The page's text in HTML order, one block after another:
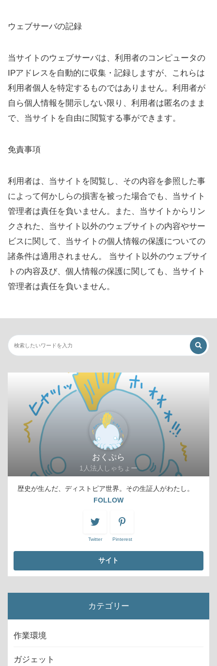
ウェブサーバの記録
当サイトのウェブサーバは、利用者のコンピュータの
IPアドレスを自動的に収集・記録しますが、これらは
利用者個人を特定するものではありません。利用者が
自ら個人情報を開示しない限り、利用者は匿名のまま
で、当サイトを自由に閲覧する事ができます。
免責事項
利用者は、当サイトを閲覧し、その内容を参照した事
によって何かしらの損害を被った場合でも、当サイト
管理者は責任を負いません。また、当サイトからリン
クされた、当サイト以外のウェブサイトの内容やサー
ビスに関して、当サイトの個人情報の保護についての
諸条件は適用されません。 当サイト以外のウェブサイ
トの内容及び、個人情報の保護に関しても、当サイト
管理者は責任を負いません。
おくぷら
1人法人しゃちょー
歴史が生んだ、ディストピア世界。その生証人がわたし。
FOLLOW
Twitter Pinterest
カテゴリー
作業環境
ガジェット